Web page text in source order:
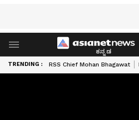
ಕನ್ನಡ
TRENDING : RSS Chief Mohan Bhagawat